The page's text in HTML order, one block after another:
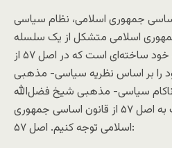
اساسی جمهوری اسلامی، نظام سیاسی
اسلامی متشکل از یک سلسله
نهادهای پیوستهٔ قانونی و خود ساخته‌ای است که در اصل ۵۷ از
را بر اساس نظریه سیاسی- مذهبی
ناکام سیاسی- مذهبی شیخ فضل‌الله
نوری آشکار می‌کند. نخست به اصل ۵۷ از قانون اساسی جمهوری
اسلامی توجه کنیم. اصل ۵۷: